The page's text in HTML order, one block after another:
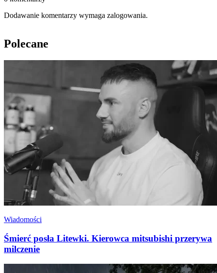
Dodawanie komentarzy wymaga zalogowania.
Polecane
Wiadomości
Śmierć posła Litewki. Kierowca mitsubishi przerywa
milczenie